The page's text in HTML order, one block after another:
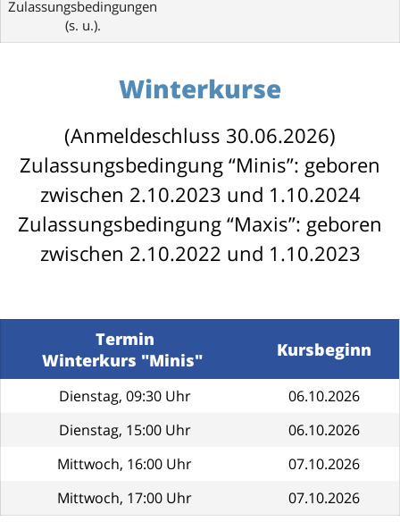
Zulassungsbedingungen
(s. u.).
Winterkurse
(Anmeldeschluss 30.06.2026)
Zulassungsbedingung “Minis”: geboren
zwischen 2.10.2023 und 1.10.2024
Zulassungsbedingung “Maxis”: geboren
zwischen 2.10.2022 und 1.10.2023
Termin
Winterkurs "Minis"
Kursbeginn
Dienstag, 09:30 Uhr
06.10.2026
Dienstag, 15:00 Uhr
06.10.2026
Mittwoch, 16:00 Uhr
07.10.2026
Mittwoch, 17:00 Uhr
07.10.2026